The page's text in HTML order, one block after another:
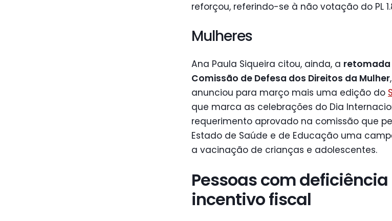
reforçou, referindo-se à não votação do PL
Mulheres
Ana Paula Siqueira citou, ainda, a
Comissão de Defesa dos Direitos da Mulher
anunciou para março mais uma edição do
que marca as celebrações do Dia
requerimento aprovado na comissão que
Estado de Saúde e de Educação uma
a vacinação de crianças e adolescentes.
Pessoas com
incentivo fiscal